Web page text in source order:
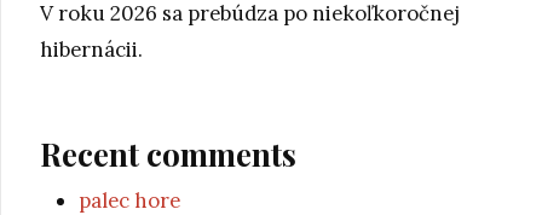
V roku 2026 sa prebúdza po niekoľkoročnej
hibernácii.
Recent comments
palec hore